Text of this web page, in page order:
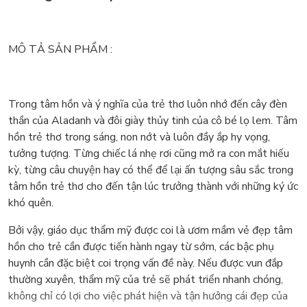
MÔ TẢ SẢN PHẨM :
Trong tâm hồn và ý nghĩa của trẻ thơ luôn nhớ đến cây đèn
thần của Aladanh và đôi giày thủy tinh của cô bé lọ lem. Tâm
hồn trẻ thơ trong sáng, non nớt và luôn đầy ắp hy vọng,
tưởng tượng. Từng chiếc lá nhẹ rơi cũng mở ra con mắt hiếu
kỳ, từng câu chuyện hay có thể để lại ấn tượng sâu sắc trong
tâm hồn trẻ thơ cho đến tận lúc trưởng thành với những ký ức
khó quên.
Bởi vậy, giáo dục thẩm mỹ được coi là ươm mầm vẻ đẹp tâm
hồn cho trẻ cần được tiến hành ngay từ sớm, các bậc phụ
huynh cần đặc biệt coi trọng vấn đề này. Nếu được vun đắp
thường xuyên, thẩm mỹ của trẻ sẽ phát triển nhanh chóng,
không chỉ có lợi cho việc phát hiện và tận hưởng cái đẹp của